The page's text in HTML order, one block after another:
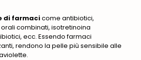
di farmacicome antibiotici,
combinati, isotretinoina
ecc. Essendo farmaci
rendono la pelle più sensibile alle